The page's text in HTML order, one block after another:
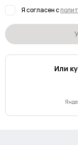
Я согласен с
Или